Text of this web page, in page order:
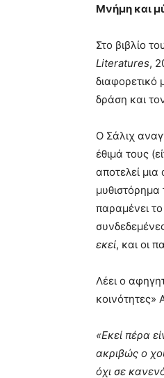
Μνήμη και
Στο βιβλίο
Literatures,
διαφορετικό
δράση και
Ο Σάλιχ
έθιμά τους
αποτελεί
μυθιστόρημα
παραμένει
εκεί, και οι
Λέει ο
κοινότητες»
«Εκεί πέρα
ακριβώς ο
όχι σε